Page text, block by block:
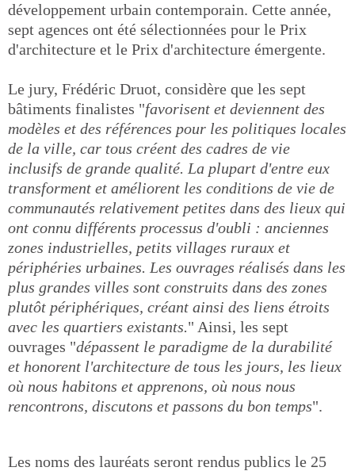
développement urbain contemporain. Cette année,
sept agences ont été sélectionnées pour le Prix
d'architecture et le Prix d'architecture émergente.
Le jury, Frédéric Druot, considère que les sept
bâtiments finalistes "favorisent et deviennent des
modèles et des références pour les politiques locales
de la ville, car tous créent des cadres de vie
inclusifs de grande qualité. La plupart d'entre eux
transforment et améliorent les conditions de vie de
communautés relativement petites dans des lieux qui
ont connu différents processus d'oubli : anciennes
zones industrielles, petits villages ruraux et
périphéries urbaines. Les ouvrages réalisés dans les
plus grandes villes sont construits dans des zones
plutôt périphériques, créant ainsi des liens étroits
avec les quartiers existants." Ainsi, les sept
ouvrages "dépassent le paradigme de la durabilité
et honorent l'architecture de tous les jours, les lieux
où nous habitons et apprenons, où nous nous
rencontrons, discutons et passons du bon temps".
Les noms des lauréats seront rendus publics le 25